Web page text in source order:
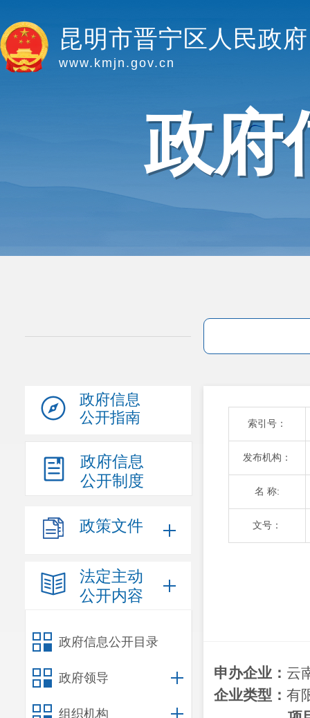
昆明市晋宁区人民政府
www.kmjn.gov.cn
政府
政府信息
公开指南
政府信息
公开制度
政策文件
法定主动
公开内容
政府信息公开目录
政府领导
组织机构
索引号：
发布机构：
名 称:
文号：
申办企业： 云
企业类型： 有